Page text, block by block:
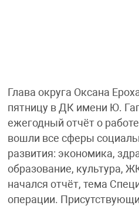
Глава округа Оксана
пятницу в ДК имени Ю.
ежегодный отчёт о
вошли все сферы
развития: экономика,
образование, культура,
начался отчёт, тема
операции.